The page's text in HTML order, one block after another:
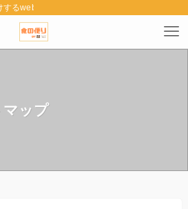
るwebメディア「食の便り」
マップ